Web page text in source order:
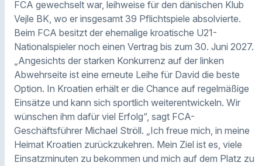
FCA gewechselt war, leihweise für den dänischen Klub
Vejle BK, wo er insgesamt 39 Pflichtspiele absolvierte.
Beim FCA besitzt der ehemalige kroatische U21-
Nationalspieler noch einen Vertrag bis zum 30. Juni 2027.
„Angesichts der starken Konkurrenz auf der linken
Abwehrseite ist eine erneute Leihe für David die beste
Option. In Kroatien erhält er die Chance auf regelmäßige
Einsätze und kann sich sportlich weiterentwickeln. Wir
wünschen ihm dafür viel Erfolg“, sagt FCA-
Geschäftsführer Michael Ströll. „Ich freue mich, in meine
Heimat Kroatien zurückzukehren. Mein Ziel ist es, viele
Einsatzminuten zu bekommen und mich auf dem Platz zu